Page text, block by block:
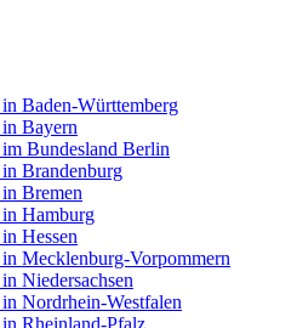
Baden-Württemberg
Bayern
Bundesland Berlin
Brandenburg
Bremen
in Hamburg
Hessen
Mecklenburg-Vorpommern
Niedersachsen
Nordrhein-Westfalen
Rheinland-Pfalz